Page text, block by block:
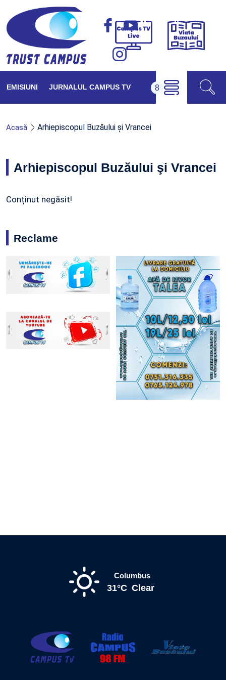
Campus
Viața
EMISIUNI JURNALUL CAMPUS TV
Acasă Arhiepiscopul Buzăului şi Vrancei
Arhiepiscopul Buzăului şi Vrancei
Conținut negăsit!
Reclame
Columbus
31°C Clear